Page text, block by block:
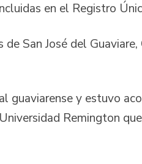
en el Registro
San José del
y estuvo
Remington